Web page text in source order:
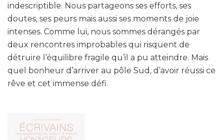
indescriptible. Nous partageons ses efforts, ses
doutes, ses peurs mais aussi ses moments de joie
intenses. Comme lui, nous sommes dérangés par
deux rencontres improbables qui risquent de
détruire l’équilibre fragile qu’il a pu atteindre. Mais
quel bonheur d’arriver au pôle Sud, d’avoir réussi ce
rêve et cet immense défi.